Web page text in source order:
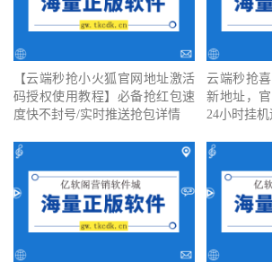
【云端秒抢小火狐官网地址激活
码授权使用教程】必备抢红包速
度快不封号/实时推送抢包详情
云端秒抢
新地址，
24小时挂